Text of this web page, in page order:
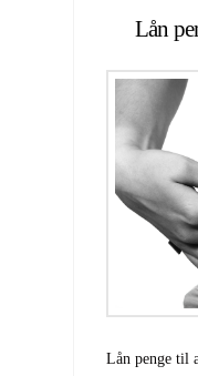
Lån
Lån penge til